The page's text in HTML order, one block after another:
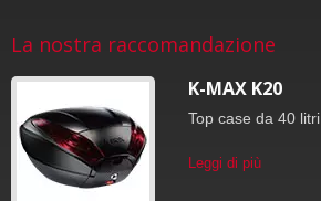
La nostra raccomandazione
K-MAX K20
Top case da 40 litri.
Leggi di più